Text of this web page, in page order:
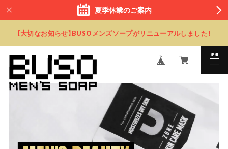
夏季休業のご案内
【大切なお知らせ】BUSOメンズソープがリニューアルしました！
MENU
CLOSE